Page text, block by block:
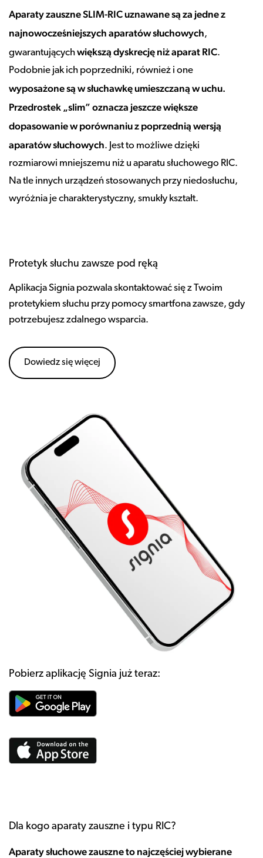
Aparaty zauszne SLIM-RIC uznawane są za jedne z
najnowocześniejszych aparatów słuchowych,
gwarantującychwiększą dyskrecję niż aparat RIC.
Podobnie jak ich poprzedniki, również i one
wyposażone są w słuchawkę umieszczaną w uchu.
Przedrostek „slim” oznacza jeszcze większe
dopasowanie w porównaniu z poprzednią wersją
aparatów słuchowych. Jest to możliwe dzięki
rozmiarowi mniejszemu niż u aparatu słuchowego RIC.
Na tle innych urządzeń stosowanych przy niedosłuchu,
wyróżnia je charakterystyczny, smukły kształt.
Protetyk słuchu zawsze pod ręką
Aplikacja Signia pozwala skontaktować się z Twoim
protetykiem słuchu przy pomocy smartfona zawsze, gdy
potrzebujesz zdalnego wsparcia.
Dowiedz się więcej
Pobierz aplikację Signia już teraz:
Dla kogo aparaty zauszne i typu RIC?
Aparaty słuchowe zauszne to najczęściej wybierane